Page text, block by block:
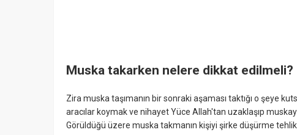
Muska takarken nelere dikkat edilmeli?
Zira muska taşımanın bir sonraki aşaması taktığı o şeye
aracılar koymak ve nihayet Yüce Allah'tan uzaklaşıp
Görüldüğü üzere muska takmanın kişiyi şirke düşürme